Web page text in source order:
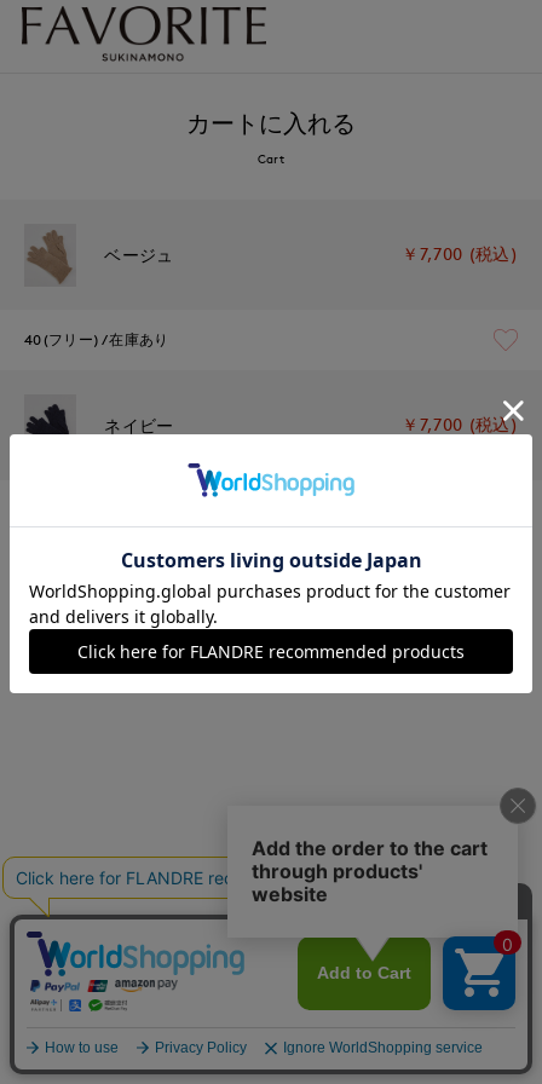
カートに入れる
Cart
ベージュ ￥7,700 (税込)
40(フリー) 在庫あり
ネイビー ￥7,700 (税込)